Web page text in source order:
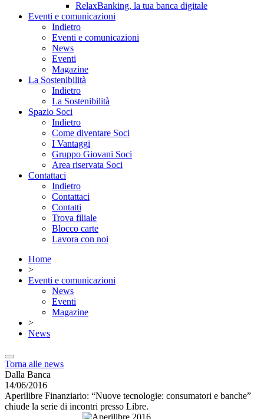
RelaxBanking, la tua banca digitale
Eventi e comunicazioni
Indietro
Eventi e comunicazioni
News
Eventi
Magazine
La Sostenibilità
Indietro
La Sostenibilità
Spazio Soci
Indietro
Come diventare Soci
I Vantaggi
Gruppo Giovani Soci
Area riservata Soci
Contattaci
Indietro
Contattaci
Contatti
Trova filiale
Blocco carte
Lavora con noi
Home
>
Eventi e comunicazioni
News
Eventi
Magazine
>
News
Torna alle news
Dalla Banca
14/06/2016
Aperilibre Finanziario: “Nuove tecnologie: consumatori e banche”
chiude la serie di incontri presso Libre.